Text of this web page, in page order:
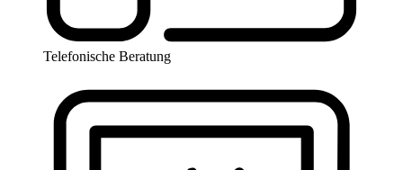
Telefonische Beratung